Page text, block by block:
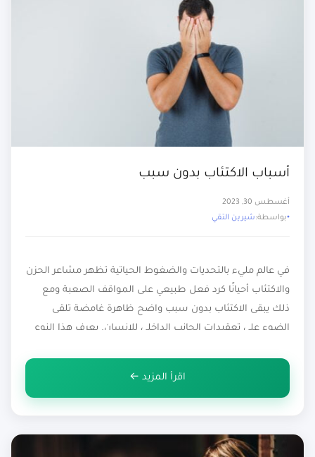
أسباب الاكتئاب بدون سبب
أغسطس 30, 2023
بواسطة:شيرين التقي
في عالم مليء بالتحديات والضغوط الحياتية تظهر مشاعر الحزن
والاكتئاب أحيانًا كرد فعل طبيعي على المواقف الصعبة ومع
ذلك يبقى الاكتئاب بدون سبب واضح ظاهرة غامضة تلقى
الضوء على تعقيدات الجانب الداخلي للإنسان. يعرف هذا النوع
والاهتمام بالحياة دون وجود أحداث خارجية محددة تبرر هذه
اقرأ المزيد ←